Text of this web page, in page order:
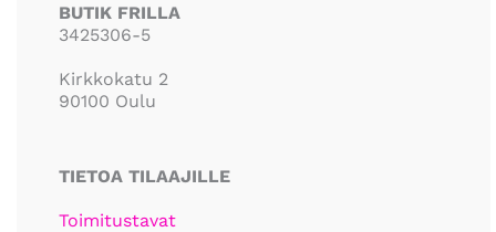
BUTIK FRILLA
3425306-5
Kirkkokatu 2
90100 Oulu
TIETOA TILAAJILLE
Toimitustavat